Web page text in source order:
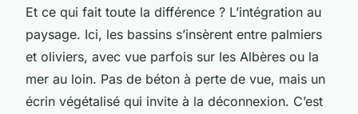
Et ce qui fait toute la différence ? L’intégration au
paysage. Ici, les bassins s’insèrent entre palmiers
et oliviers, avec vue parfois sur les Albères ou la
mer au loin. Pas de béton à perte de vue, mais un
écrin végétalisé qui invite à la déconnexion. C’est